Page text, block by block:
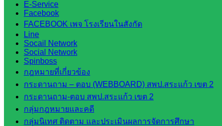
E-Service
Facebook
FACEBOOK เพจ โรงเรียนในสังกัด
Line
Socail Network
Social Network
Spinboss
กฎหมายที่เกี่ยวข้อง
กระดานถาม – ตอบ (WEBBOARD) สพป.สระแก้ว เขต 2
กระดานถาม-ตอบ สพป.สระแก้ว เขต 2
กลุ่มกฎหมายและคดี
กลุ่มนิเทศ ติดตาม และประเมินผลการจัดการศึกษา
เทคนิค
สระแก้ว
วิทยาลัย
เทคนิค
วังน้ำเย็น
กศน.สระแก้ว
เว็บไซต์
กลุ่มงาน